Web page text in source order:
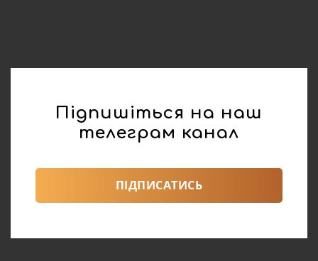
Підпишіться на наш
телеграм канал
ПІДПИСАТИСЬ